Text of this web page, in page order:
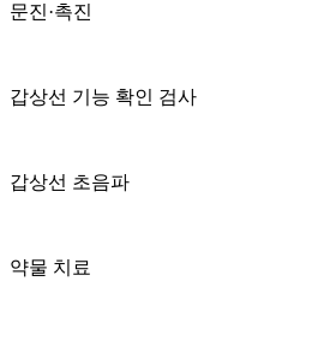
문진·촉진
갑상선 기능 확인 검사
갑상선 초음파
약물 치료